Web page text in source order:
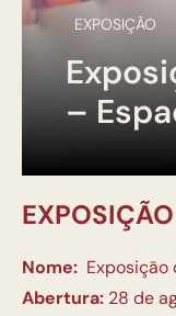
EXPOSIÇÃO
–
EXPOSIÇÃO
Nome: Exposição
Abertura: 28 de